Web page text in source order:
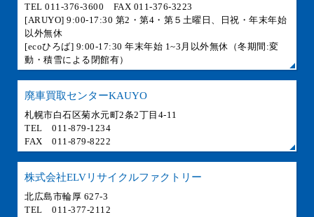
TEL 011-376-3600 FAX 011-376-3223
[ARUYO] 9:00-17:30 第2・第4・第５土曜日、日祝・年末年始
以外無休
[ecoひろば] 9:00-17:30 年末年始 1~3月以外無休（冬期間:変
動・積雪による閉館有）
廃車買取センターKAUYO
札幌市白石区菊水元町2条2丁目4-11
TEL 011-879-1234
FAX 011-879-8222
株式会社ELVリサイクルファクトリー
北広島市輪厚 627-3
TEL 011-377-2112